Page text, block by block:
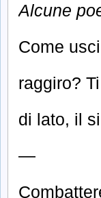
Alcune
Come
raggiro?
di lato, il
—